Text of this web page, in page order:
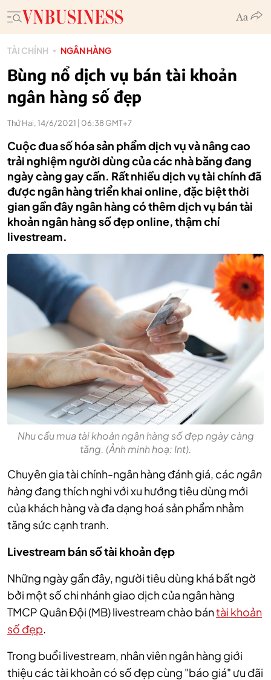
TÀI CHÍNH NGÂN HÀNG
Bùng nổ dịch vụ bán tài khoản
ngân hàng số đẹp
Thứ Hai, 14/6/2021 | 06:38 GMT+7
Cuộc đua số hóa sản phẩm dịch vụ và nâng cao
trải nghiệm người dùng của các nhà băng đang
ngày càng gay cấn. Rất nhiều dịch vụ tài chính đã
được ngân hàng triển khai online, đặc biệt thời
gian gần đây ngân hàng có thêm dịch vụ bán tài
khoản ngân hàng số đẹp online, thậm chí
livestream.
Nhu cầu mua tài khoản ngân hàng số đẹp ngày càng
tăng. (Ảnh minh hoạ: Int).
Chuyên gia tài chính-ngân hàng đánh giá, các ngân
hàngđang thích nghi với xu hướng tiêu dùng mới
của khách hàng và đa dạng hoá sản phẩm nhằm
tăng sức cạnh tranh.
Livestream bán số tài khoản đẹp
Những ngày gần đây, người tiêu dùng khá bất ngờ
bởi một số chi nhánh giao dịch của ngân hàng
TMCP Quân Đội (MB) livestream chào bántài khoản
số đẹp.
Trong buổi livestream, nhân viên ngân hàng giới
thiệu các tài khoản có số đẹp cùng "báo giá" ưu đãi